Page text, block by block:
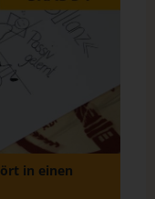
in einen